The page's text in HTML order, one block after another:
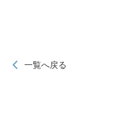
一覧へ戻る